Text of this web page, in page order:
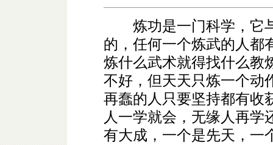
炼功是一门科学，它
的，任何一个炼武的人都
炼什么武术就得找什么教
不好，但天天只炼一个动
再蠢的人只要坚持都有收
人一学就会，无缘人再学
有大成，一个是先天，一